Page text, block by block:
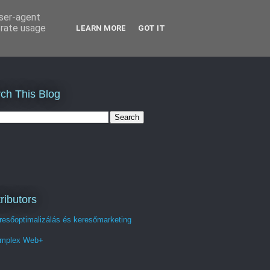
This Blog
és keresőmarketing
Web+
agent
usage
LEARN MORE GOT IT